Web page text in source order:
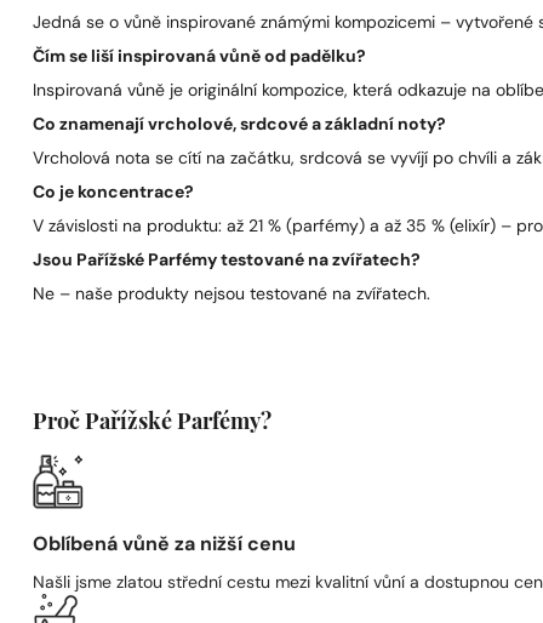
Jedná se o vůně inspirované známými kompozicemi –
Čím se liší inspirovaná vůně od padělku?
Inspirovaná vůně je originální kompozice, která odkazuje na
Co znamenají vrcholové, srdcové a základní noty?
Vrcholová nota se cítí na začátku, srdcová se vyvíjí po chvíli a
Co je koncentrace?
V závislosti na produktu: až 21 % (parfémy) a až 35 % (elixír) –
Jsou Pařížské Parfémy testované na zvířatech?
Ne – naše produkty nejsou testované na zvířatech.
Proč Pařížské Parfémy?
Oblíbená vůně za nižší cenu
Našli jsme zlatou střední cestu mezi kvalitní vůní a dostupnou